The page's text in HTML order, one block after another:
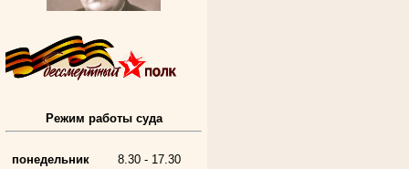
Алферьев Сергей Григорьевич
Участник Великой Отечественной войны
в период с 1954 по 1982 гг.
Режим работы суда
понедельник
8.30 - 17.30